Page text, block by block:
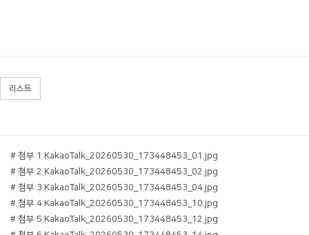
리스트
# 첨부 1.KakaoTalk_20260530_173448453_01.jpg
# 첨부 2.KakaoTalk_20260530_173448453_02.jpg
# 첨부 3.KakaoTalk_20260530_173448453_04.jpg
# 첨부 4.KakaoTalk_20260530_173448453_10.jpg
# 첨부 5.KakaoTalk_20260530_173448453_12.jpg